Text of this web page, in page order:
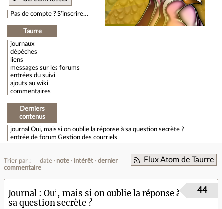
Pas de compte ? S’inscrire…
Taurre
journaux
dépêches
liens
messages sur les forums
entrées du suivi
ajouts au wiki
commentaires
Derniers
contenus
journal Oui, mais si on oublie la réponse à sa question secrète ?
entrée de forum Gestion des courriels
Flux Atom de Taurre
Trier par : date note intérêt
dernier
commentaire
Journal
Oui, mais si on oublie la réponse à
sa question secrète ?
44